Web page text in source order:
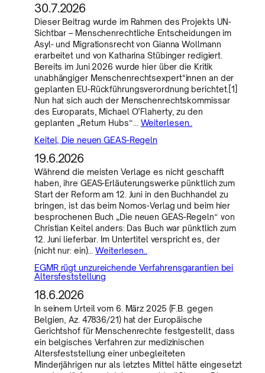
30.7.2026
Dieser Beitrag wurde im Rahmen des Projekts UN-
Sichtbar – Menschenrechtliche Entscheidungen im
Asyl- und Migrationsrecht von Gianna Wollmann
erarbeitet und von Katharina Stübinger redigiert.
Bereits im Juni 2026 wurde hier über die Kritik
unabhängiger Menschenrechtsexpert*innen an der
geplanten EU-Rückführungsverordnung berichtet.[1]
Nun hat sich auch der Menschenrechtskommissar
des Europarats, Michael O’Flaherty, zu den
geplanten „Return Hubs“… Weiterlesen..
Keitel, Die neuen GEAS-Regeln
19.6.2026
Während die meisten Verlage es nicht geschafft
haben, ihre GEAS-Erläuterungswerke pünktlich zum
Start der Reform am 12. Juni in den Buchhandel zu
bringen, ist das beim Nomos-Verlag und beim hier
besprochenen Buch „Die neuen GEAS-Regeln“ von
Christian Keitel anders: Das Buch war pünktlich zum
12. Juni lieferbar. Im Untertitel verspricht es, der
(nicht nur: ein)…Weiterlesen..
EGMR rügt unzureichende Verfahrensgarantien bei
Altersfeststellung
18.6.2026
In seinem Urteil vom 6. März 2025 (F.B. gegen
Belgien, Az. 47836/21) hat der Europäische
Gerichtshof für Menschenrechte festgestellt, dass
ein belgisches Verfahren zur medizinischen
Altersfeststellung einer unbegleiteten
Minderjährigen nur als letztes Mittel hätte eingesetzt